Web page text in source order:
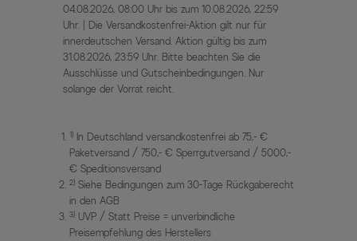
04.08.2026, 08:00 Uhr bis zum 10.08.2026, 22:59
Uhr. | Die Versandkostenfrei-Aktion gilt nur für
innerdeutschen Versand. Aktion gültig bis zum
31.08.2026, 23:59 Uhr. Bitte beachten Sie die
Ausschlüsse und Gutscheinbedingungen. Nur
solange der Vorrat reicht.
1) In Deutschland versandkostenfrei ab 75,- €
Paketversand / 750,- € Sperrgutversand / 5000,-
€ Speditionsversand
2) Siehe Bedingungen zum 30-Tage Rückgaberecht
in den AGB
3) UVP / Statt Preise = unverbindliche
Preisempfehlung des Herstellers